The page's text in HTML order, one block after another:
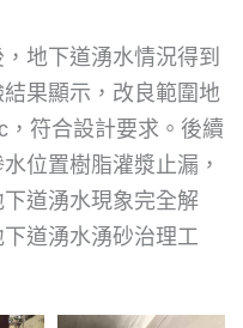
地下道湧水情況得到
果顯示，改良範圍地
，符合設計要求。後續
位置樹脂灌漿止漏，
道湧水現象完全解
道湧水湧砂治理工